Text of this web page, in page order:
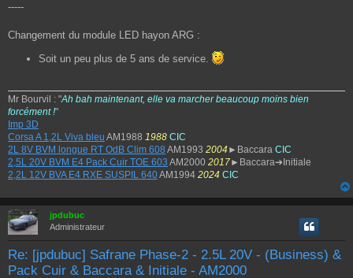
-----
Changement du module LED hayon ARG :
Soit un peu plus de 5 ans de service.
Mr Bourvil : "Ah bah maintenant, elle va marcher beaucoup moins bien
forcément !"
Imp 3D
Corsa A 1,2L Viva bleu AM1988 1988 CIC
2L 8V BVM longue RT OdB Clim 608 AM1993 2004 ►Baccara CIC
2,5L 20V BVM E4 Pack Cuir TOE 603 AM2000 2017►Baccara➔Initiale
2,2L 12V BVA E4 RXE SUSPIL 640AM1994 2024 CIC
jpdubuc
Administrateur
Re: [jpdubuc] Safrane Phase-2 - 2.5L 20V - (Business) &
Pack Cuir & Baccara & Initiale - AM2000